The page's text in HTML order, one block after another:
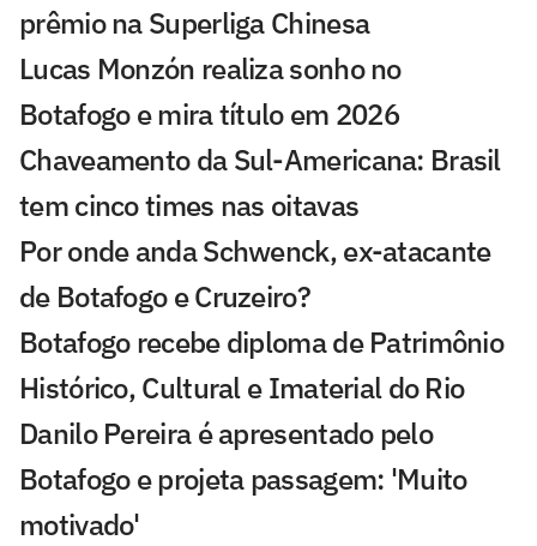
prêmio na Superliga Chinesa
Lucas Monzón realiza sonho no
Botafogo e mira título em 2026
Chaveamento da Sul-Americana: Brasil
tem cinco times nas oitavas
Por onde anda Schwenck, ex-atacante
de Botafogo e Cruzeiro?
Botafogo recebe diploma de Patrimônio
Histórico, Cultural e Imaterial do Rio
Danilo Pereira é apresentado pelo
Botafogo e projeta passagem: 'Muito
motivado'